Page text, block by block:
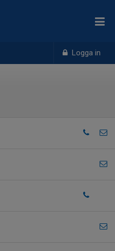
Logga in